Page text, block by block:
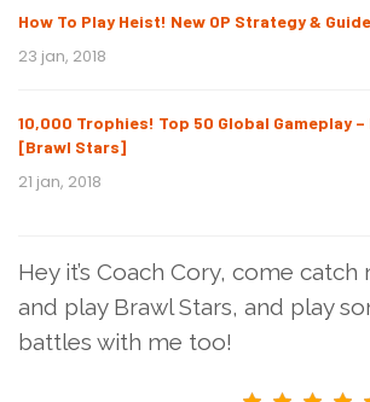
How To Play Heist! New OP Strategy &
23 jan, 2018
10,000 Trophies! Top 50 Global Gameplay –
[Brawl Stars]
21 jan, 2018
Hey it’s Coach Cory, come
and play Brawl Stars, and play
battles with me too!